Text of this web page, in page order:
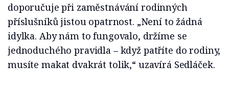
doporučuje při zaměstnávání rodinných
příslušníků jistou opatrnost. „Není to žádná
idylka. Aby nám to fungovalo, držíme se
jednoduchého pravidla – když patříte do rodiny,
musíte makat dvakrát tolik,“ uzavírá Sedláček.